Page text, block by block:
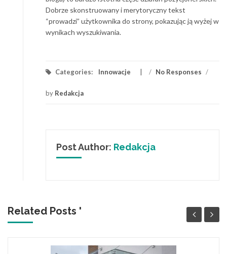
Dobrze skonstruowany i merytoryczny tekst
“prowadzi” użytkownika do strony, pokazując ją wyżej w
wynikach wyszukiwania.
Categories: Innowacje / No Responses /
by Redakcja
Post Author: Redakcja
Related Posts '